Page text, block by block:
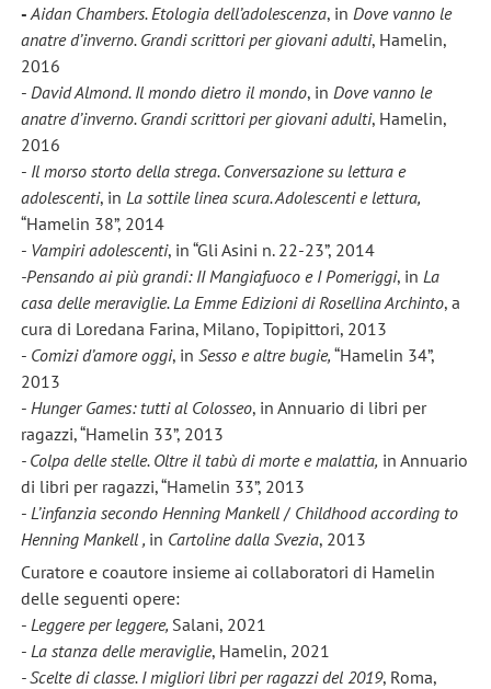
-Aidan Chambers. Etologia dell’adolescenza, in Dove vanno le
anatre d’inverno. Grandi scrittori per giovani adulti, Hamelin,
2016
- David Almond. Il mondo dietro il mondo, in Dove vanno le
anatre d’inverno. Grandi scrittori per giovani adulti, Hamelin,
2016
- Il morso storto della strega. Conversazione su lettura e
adolescenti, in La sottile linea scura. Adolescenti e lettura,
“Hamelin 38”, 2014
- Vampiri adolescenti, in “Gli Asini n. 22-23”, 2014
-Pensando ai più grandi: II Mangiafuoco e I Pomeriggi, in La
casa delle meraviglie. La Emme Edizioni di Rosellina Archinto, a
cura di Loredana Farina, Milano, Topipittori, 2013
- Comizi d’amore oggi, in Sesso e altre bugie, “Hamelin 34”,
2013
- Hunger Games: tutti al Colosseo, in Annuario di libri per
ragazzi, “Hamelin 33”, 2013
- Colpa delle stelle. Oltre il tabù di morte e malattia, in Annuario
di libri per ragazzi, “Hamelin 33”, 2013
- L’infanzia secondo Henning Mankell / Childhood according to
Henning Mankell , in Cartoline dalla Svezia, 2013
Curatore e coautore insieme ai collaboratori di Hamelin
delle seguenti opere:
- Leggere per leggere, Salani, 2021
- La stanza delle meraviglie, Hamelin, 2021
- Scelte di classe. I migliori libri per ragazzi del 2019, Roma,